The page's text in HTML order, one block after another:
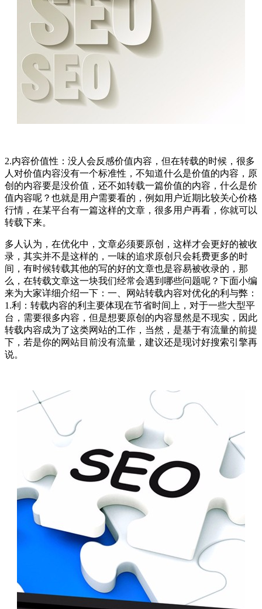
2.内容价值性：没人会反感价值内容，但在转载的时候，很多
人对价值内容没有一个标准性，不知道什么是价值的内容，原
创的内容要是没价值，还不如转载一篇价值的内容，什么是价
值内容呢？也就是用户需要看的，例如用户近期比较关心价格
行情，在某平台有一篇这样的文章，很多用户再看，你就可以
转载下来。
多人认为，在优化中，文章必须要原创，这样才会更好的被收
录，其实并不是这样的，一味的追求原创只会耗费更多的时
间，有时候转载其他的写的好的文章也是容易被收录的，那
么，在转载文章这一块我们经常会遇到哪些问题呢？下面小编
来为大家详细介绍一下：一、网站转载内容对优化的利与弊：
1.利：转载内容的利主要体现在节省时间上，对于一些大型平
台，需要很多内容，但是想要原创的内容显然是不现实，因此
转载内容成为了这类网站的工作，当然，是基于有流量的前提
下，若是你的网站目前没有流量，建议还是现讨好搜索引擎再
说。